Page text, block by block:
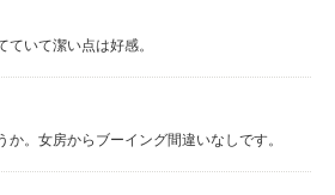
いて潔い点は好感。
。女房からブーイング間違いなしです。